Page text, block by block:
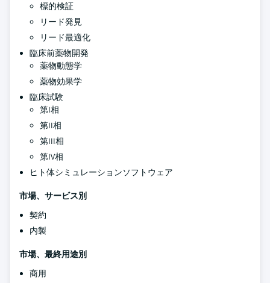
標的検証
リード発見
リード最適化
臨床前薬物開発
薬物動態学
薬物効果学
臨床試験
第I相
第II相
第III相
第IV相
ヒト体シミュレーションソフトウェア
市場、サービス別
契約
内製
市場、最終用途別
商用